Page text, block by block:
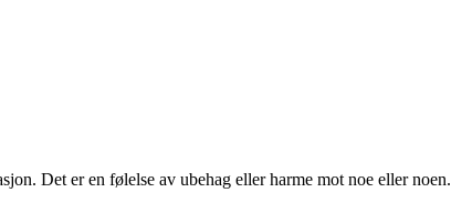
Det er en følelse av ubehag eller harme mot noe eller noen.